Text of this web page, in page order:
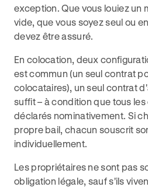
exception. Que vous louiez un
vide, que vous soyez seul ou
devez être assuré.
En colocation, deux
est commun (un seul contrat
colocataires), un seul contrat
suffit – à condition que tous
déclarés nominativement. Si
propre bail, chacun souscrit
individuellement.
Les propriétaires ne sont pas
obligation légale, sauf s'ils